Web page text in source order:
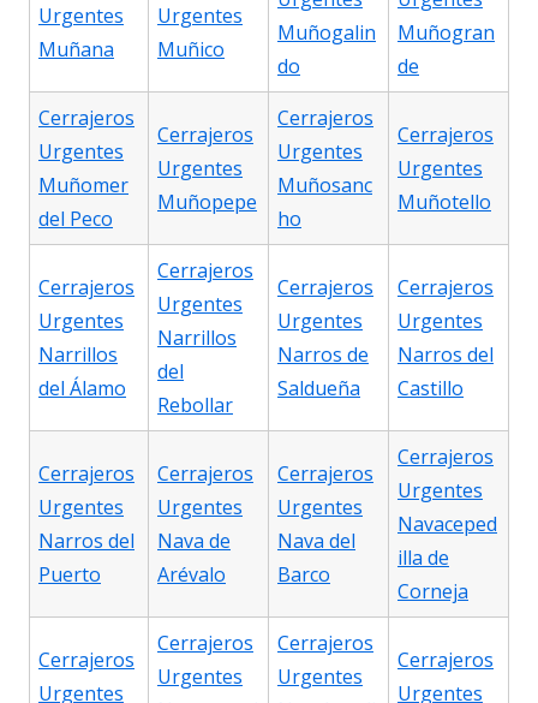
Urgentes
Muñana
Urgentes
Muñico
Muñogalin
do
Muñogran
de
Cerrajeros
Urgentes
Muñomer
del Peco
Cerrajeros
Urgentes
Muñopepe
Cerrajeros
Urgentes
Muñosanc
ho
Cerrajeros
Urgentes
Muñotello
Cerrajeros
Urgentes
Narrillos
del Álamo
Cerrajeros
Urgentes
Narrillos
del
Rebollar
Cerrajeros
Urgentes
Narros de
Saldueña
Cerrajeros
Urgentes
Narros del
Castillo
Cerrajeros
Urgentes
Narros del
Puerto
Cerrajeros
Urgentes
Nava de
Arévalo
Cerrajeros
Urgentes
Nava del
Barco
Cerrajeros
Urgentes
Navaceped
illa de
Corneja
Cerrajeros
Urgentes
Cerrajeros
Urgentes
Cerrajeros
Urgentes
Cerrajeros
Urgentes